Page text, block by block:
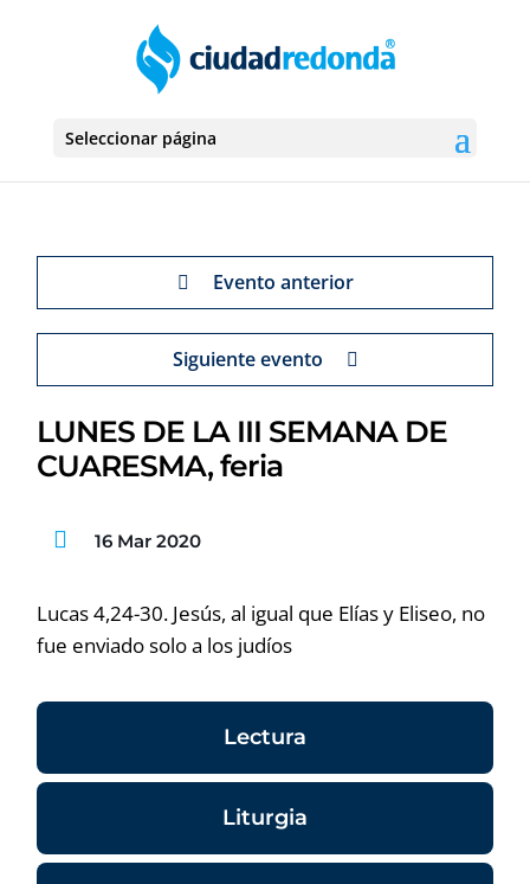
Seleccionar página
Evento anterior
Siguiente evento
LUNES DE LA III SEMANA DE
CUARESMA, feria
16 Mar 2020
Lucas 4,24-30. Jesús, al igual que Elías y Eliseo, no
fue enviado solo a los judíos
Lectura
Liturgia